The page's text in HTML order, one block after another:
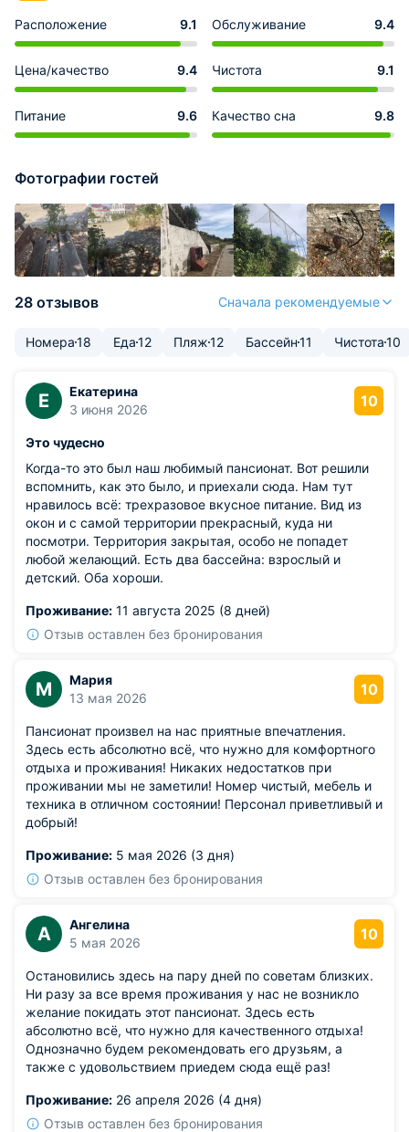
Расположение 9.1 Обслуживание 9.4
Цена/качество 9.4 Чистота 9.1
Питание 9.6 Качество сна 9.8
Фотографии гостей
28 отзывов Сначала рекомендуемые
Номера18 Еда12 Пляж12 Бассейн11 Чистота10
Е
Екатерина
3 июня 2026
10
Это чудесно
Когда-то это был наш любимый пансионат. Вот решили
вспомнить, как это было, и приехали сюда. Нам тут
нравилось всё: трехразовое вкусное питание. Вид из
окон и с самой территории прекрасный, куда ни
посмотри. Территория закрытая, особо не попадет
любой желающий. Есть два бассейна: взрослый и
детский. Оба хороши.
Проживание: 11 августа 2025 (8 дней)
Отзыв оставлен без бронирования
М
Мария
13 мая 2026
10
Пансионат произвел на нас приятные впечатления.
Здесь есть абсолютно всё, что нужно для комфортного
отдыха и проживания! Никаких недостатков при
проживании мы не заметили! Номер чистый, мебель и
техника в отличном состоянии! Персонал приветливый и
добрый!
Проживание: 5 мая 2026 (3 дня)
Отзыв оставлен без бронирования
А
Ангелина
5 мая 2026
10
Остановились здесь на пару дней по советам близких.
Ни разу за все время проживания у нас не возникло
желание покидать этот пансионат. Здесь есть
абсолютно всё, что нужно для качественного отдыха!
Однозначно будем рекомендовать его друзьям, а
также с удовольствием приедем сюда ещё раз!
Проживание: 26 апреля 2026 (4 дня)
Отзыв оставлен без бронирования